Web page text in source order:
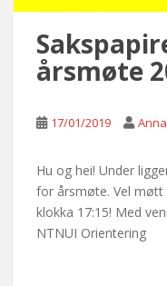
årsmøte
17/01/2019
Hu og hei! Under
for årsmøte. Vel møtt
klokka 17:15! Med
NTNUI Orientering